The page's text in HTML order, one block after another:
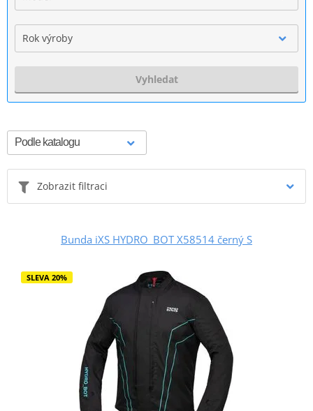
Rok výroby
Vyhledat
Zobrazit filtraci
Bunda iXS HYDRO_BOT X58514 černý S
SLEVA 20%